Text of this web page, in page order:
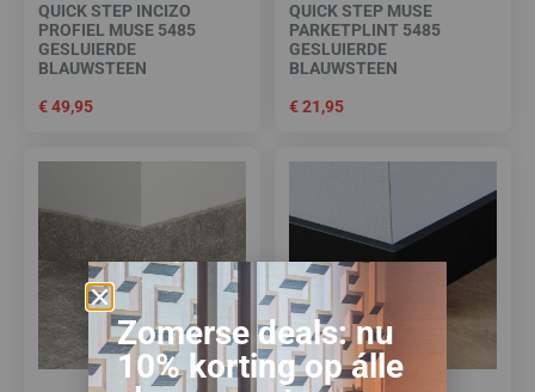
QUICK STEP INCIZO
PROFIEL MUSE 5485
GESLUIERDE
BLAUWSTEEN
€49,95
QUICK STEP MUSE
PARKETPLINT 5485
GESLUIERDE
BLAUWSTEEN
€21,95
Zomerse deals: nu
10% korting op álle